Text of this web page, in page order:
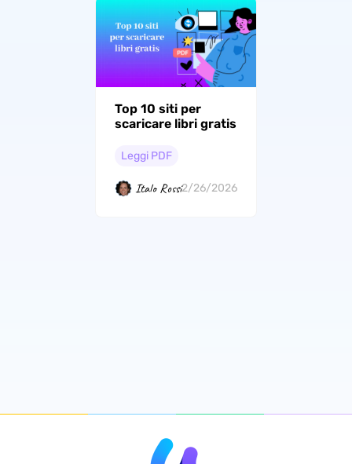
Top 10 siti per
scaricare libri gratis
Leggi PDF
Italo Rossi2/26/2026